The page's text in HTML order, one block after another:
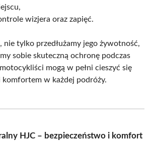
wizjera oraz zapięć.
nie tylko przedłużamy jego żywotność,
sobie skuteczną ochronę podczas
mogą w pełni cieszyć się
komfortem w każdej podróży.
HJC – bezpieczeństwo i komfort